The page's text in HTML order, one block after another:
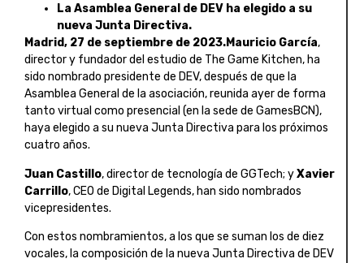
La Asamblea General de DEV ha elegido a su
nueva Junta Directiva.
Madrid, 27 de septiembre de 2023.Mauricio García,
director y fundador del estudio de The Game Kitchen, ha
sido nombrado presidente de DEV, después de que la
Asamblea General de la asociación, reunida ayer de forma
tanto virtual como presencial (en la sede de GamesBCN),
haya elegido a su nueva Junta Directiva para los próximos
cuatro años.
Juan Castillo, director de tecnología de GGTech; yXavier
Carrillo, CEO de Digital Legends, han sido nombrados
vicepresidentes.
Con estos nombramientos, a los que se suman los de diez
vocales, la composición de la nueva Junta Directiva de DEV